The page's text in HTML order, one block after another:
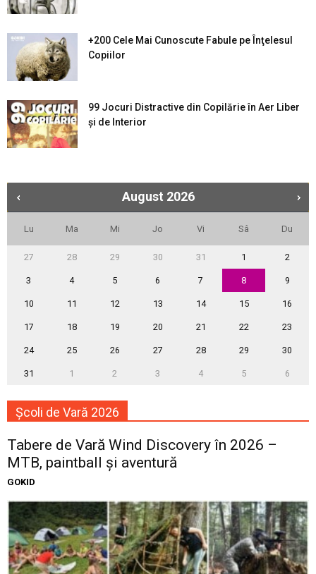
+200 Cele Mai Cunoscute Fabule pe Înţelesul
Copiilor
99 Jocuri Distractive din Copilărie în Aer Liber
şi de Interior
August 2026
Lu Ma Mi Jo Vi Sâ Du
27 28 29 30 31 1 2
3 4 5 6 7 8 9
10 11 12 13 14 15 16
17 18 19 20 21 22 23
24 25 26 27 28 29 30
31 1 2 3 4 5 6
Școli de Vară 2026
Tabere de Vară Wind Discovery în 2026 –
MTB, paintball și aventură
GOKID